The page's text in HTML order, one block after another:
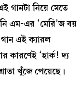
গানটা নিয়ে মেতে
এম-এর ‘মেরি’জ বয়
এই ক্যারল
কারণেই ‘হার্ক! দ্য
খুঁজে পেয়েছে।